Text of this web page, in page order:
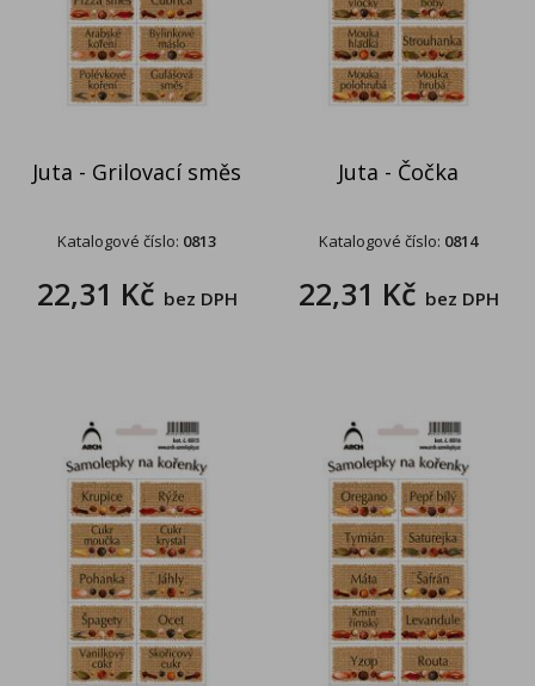
Juta - Grilovací směs
Katalogové číslo: 0813
22,31 Kč bez DPH
Juta - Čočka
Katalogové číslo: 0814
22,31 Kč bez DPH